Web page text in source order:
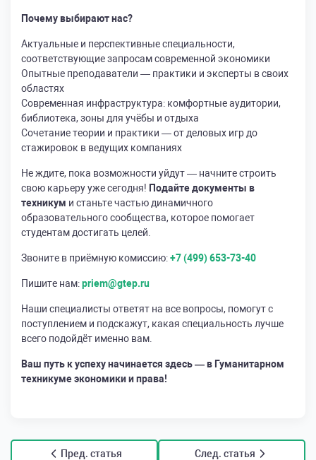
Почему выбирают нас?
Актуальные и перспективные специальности,
соответствующие запросам современной экономики
Опытные преподаватели — практики и эксперты в своих
областях
Современная инфраструктура: комфортные аудитории,
библиотека, зоны для учёбы и отдыха
Сочетание теории и практики — от деловых игр до
стажировок в ведущих компаниях
Не ждите, пока возможности уйдут — начните строить
свою карьеру уже сегодня! Подайте документы в
техникум и станьте частью динамичного
образовательного сообщества, которое помогает
студентам достигать целей.
Звоните в приёмную комиссию:+7 (499) 653-73-40
Пишите нам:priem@gtep.ru
Наши специалисты ответят на все вопросы, помогут с
поступлением и подскажут, какая специальность лучше
всего подойдёт именно вам.
Ваш путь к успеху начинается здесь — в Гуманитарном
техникуме экономики и права!
Пред. статья След. статья